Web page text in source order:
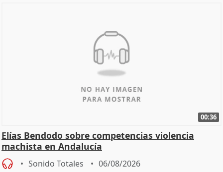
00:36
Elías Bendodo sobre competencias violencia
machista en Andalucía
Sonido Totales 06/08/2026